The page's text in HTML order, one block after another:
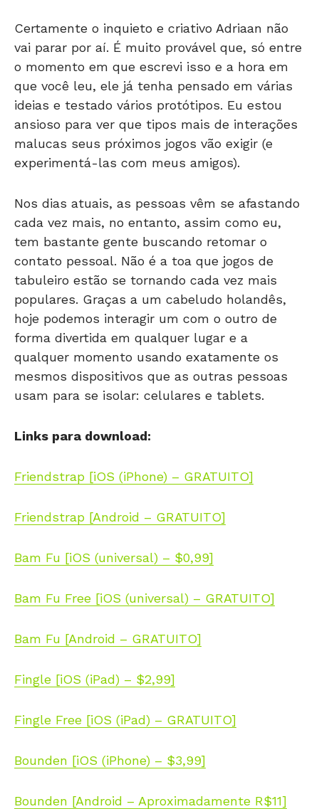
Certamente o inquieto e criativo Adriaan não
vai parar por aí. É muito provável que, só entre
o momento em que escrevi isso e a hora em
que você leu, ele já tenha pensado em várias
ideias e testado vários protótipos. Eu estou
ansioso para ver que tipos mais de interações
malucas seus próximos jogos vão exigir (e
experimentá-las com meus amigos).
Nos dias atuais, as pessoas vêm se afastando
cada vez mais, no entanto, assim como eu,
tem bastante gente buscando retomar o
contato pessoal. Não é a toa que jogos de
tabuleiro estão se tornando cada vez mais
populares. Graças a um cabeludo holandês,
hoje podemos interagir um com o outro de
forma divertida em qualquer lugar e a
qualquer momento usando exatamente os
mesmos dispositivos que as outras pessoas
usam para se isolar: celulares e tablets.
Links para download:
Friendstrap [iOS (iPhone) – GRATUITO]
Friendstrap [Android – GRATUITO]
Bam Fu [iOS (universal) – $0,99]
Bam Fu Free [iOS (universal) – GRATUITO]
Bam Fu [Android – GRATUITO]
Fingle [iOS (iPad) – $2,99]
Fingle Free [iOS (iPad) – GRATUITO]
Bounden [iOS (iPhone) – $3,99]
Bounden [Android – Aproximadamente R$11]